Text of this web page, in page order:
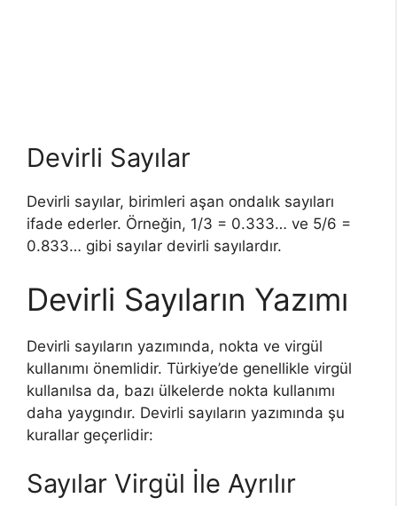
Devirli Sayılar
Devirli sayılar, birimleri aşan ondalık sayıları
ifade ederler. Örneğin, 1/3 = 0.333… ve 5/6 =
0.833… gibi sayılar devirli sayılardır.
Devirli Sayıların Yazımı
Devirli sayıların yazımında, nokta ve virgül
kullanımı önemlidir. Türkiye’de genellikle virgül
kullanılsa da, bazı ülkelerde nokta kullanımı
daha yaygındır. Devirli sayıların yazımında şu
kurallar geçerlidir:
Sayılar Virgül İle Ayrılır